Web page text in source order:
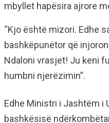
mbyllet hapësira ajrore
“Kjo është mizori. Edhe
bashkëpunëtor që
Ndaloni vrasjet! Ju keni
humbni njerëzimin”.
Edhe Ministri i Jashtëm i
bashkësisë